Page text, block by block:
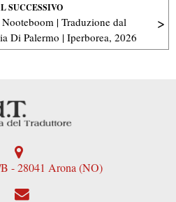
SUCCESSIVO
| Traduzione dal
Di Palermo | Iperborea, 2026
- 28041 Arona (NO)